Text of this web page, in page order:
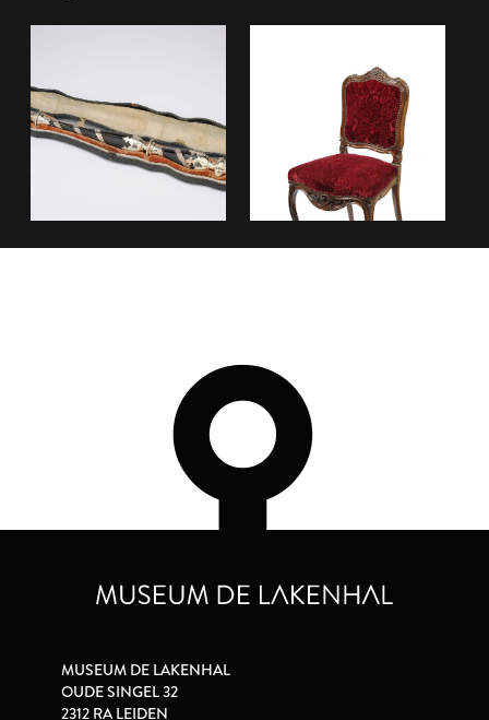
MUSEUM DE LAKENHAL
OUDE SINGEL 32
2312 RA LEIDEN